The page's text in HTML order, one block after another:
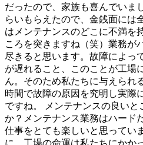
だったので、家族も喜んでいま
らいもらえたので、金銭面には
はメンテナンスのどこに不満を
ころを突きますね（笑）業務が
尽きると思います。故障によっ
が遅れること、このことが工場
ん。そのため私たちに与えられ
時間で故障の原因を究明し実際
ですね。 メンテナンスの良いと
か？メンテナンス業務はハード
仕事をとても楽しいと思ってい
に、工場の命運は私たちにかか